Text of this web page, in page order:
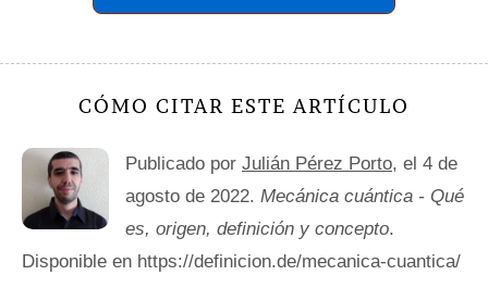
CÓMO CITAR ESTE ARTÍCULO
Publicado por Julián Pérez Porto, el 4 de
agosto de 2022. Mecánica cuántica - Qué
es, origen, definición y concepto.
Disponible en https://definicion.de/mecanica-cuantica/